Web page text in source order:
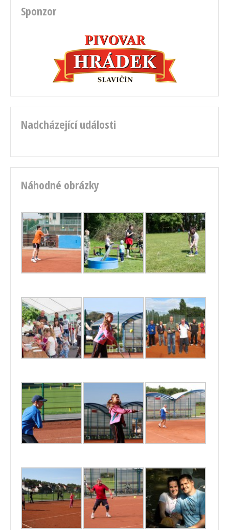
Sponzor
Nadcházející události
Náhodné obrázky